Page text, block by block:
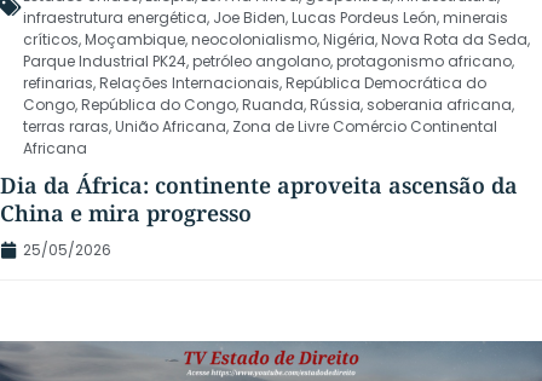
infraestrutura energética, Joe Biden,Lucas Pordeus León,minerais
críticos,Moçambique,neocolonialismo,Nigéria,Nova Rota da Seda,
Parque Industrial PK24,petróleo angolano,protagonismo africano,
refinarias,Relações Internacionais,República Democrática do
Congo,República do Congo,Ruanda,Rússia, soberania africana,
terras raras,União Africana, Zona de Livre Comércio Continental
Africana
Dia da África: continente aproveita ascensão da
China e mira progresso
25/05/2026